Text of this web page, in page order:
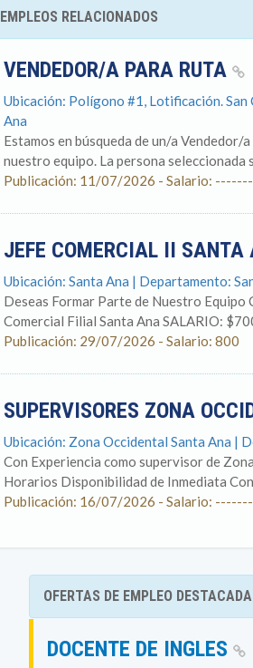
EMPLEOS RELACIONADOS
VENDEDOR/A PARA RUTA
Ubicación: Polígono #1, Lotificación.
Ana
Estamos en búsqueda de un/a
nuestro equipo. La persona
Publicación: 11/07/2026 - Salario:
JEFE COMERCIAL II
Ubicación: Santa Ana | Departamento:
Deseas Formar Parte de Nuestro Equipo
Comercial Filial Santa Ana SALARIO:
Publicación: 29/07/2026 - Salario: 800
SUPERVISORES ZONA
Ubicación: Zona Occidental Santa Ana |
Con Experiencia como supervisor de
Horarios Disponibilidad de Inmediata
Publicación: 16/07/2026 - Salario:
OFERTAS DE EMPLEO
DOCENTE DE INGLES